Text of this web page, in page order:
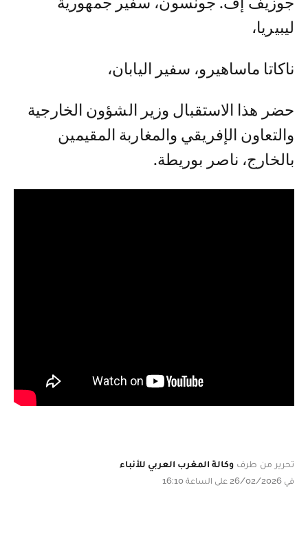
جوزيف إف. جونسون، سفير جمهورية
ليبيريا،
ناكاتا ماساهيرو، سفير اليابان،
حضر هذا الاستقبال وزير الشؤون الخارجية
والتعاون الإفريقي والمغاربة المقيمين
بالخارج، ناصر بوريطة.
تحرير من طرف وكالة المغرب العربي للأنباء
في 26/02/2026 على الساعة 16:10